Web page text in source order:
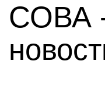
СОВА